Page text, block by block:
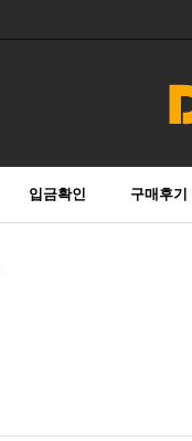
입금확인 구매후기